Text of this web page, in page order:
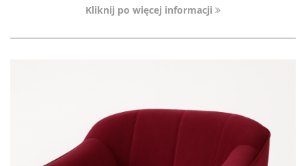
Kliknij po więcej informacji